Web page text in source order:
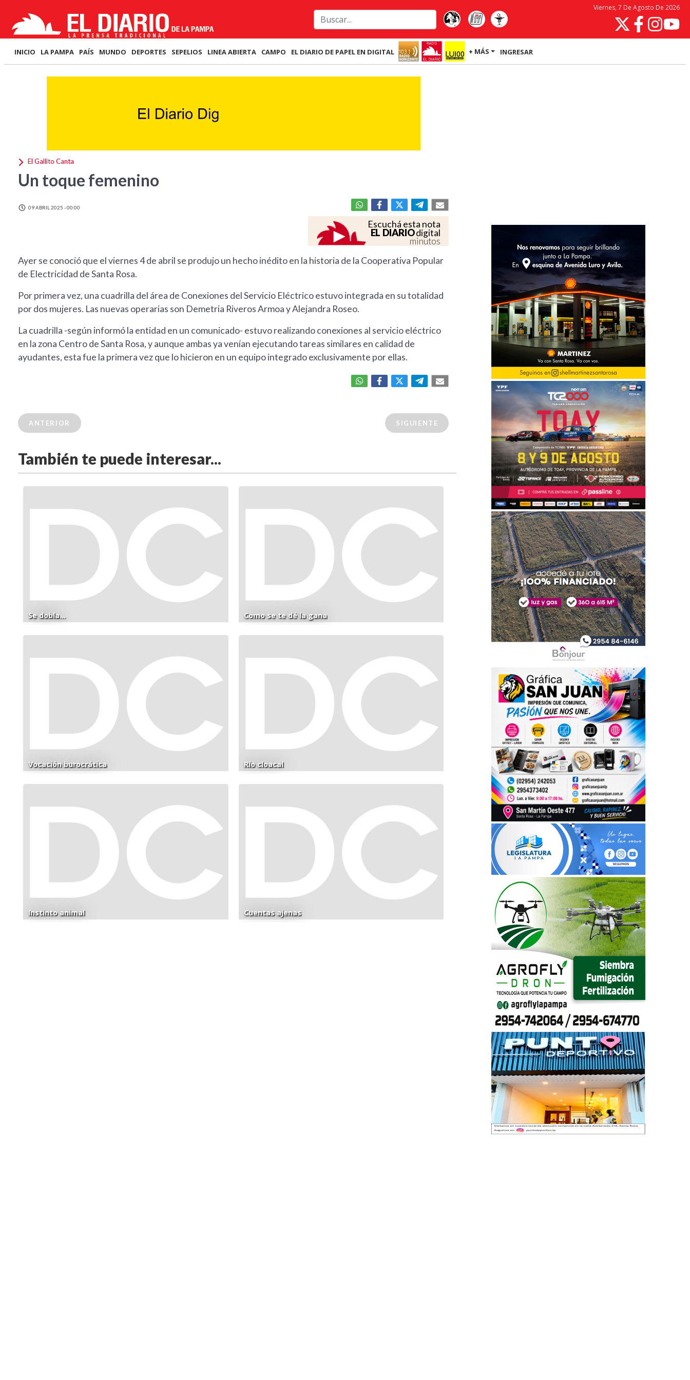
Viernes, 7 De Agosto De 2026
INICIO LA PAMPA PAÍS MUNDO DEPORTES SEPELIOS LINEA ABIERTA CAMPO EL DIARIO DE PAPEL EN DIGITAL + MÁS INGRESAR
El Gallito Canta
Un toque femenino
09 ABRIL 2025 - 00:00
Escuchá esta nota
EL DIARIOdigital
minutos
Ayer se conoció que el viernes 4 de abril se produjo un hecho inédito en la historia de la Cooperativa Popular
de Electricidad de Santa Rosa.
Por primera vez, una cuadrilla del área de Conexiones del Servicio Eléctrico estuvo integrada en su totalidad
por dos mujeres. Las nuevas operarias son Demetria Riveros Armoa y Alejandra Roseo.
La cuadrilla -según informó la entidad en un comunicado- estuvo realizando conexiones al servicio eléctrico
en la zona Centro de Santa Rosa, y aunque ambas ya venían ejecutando tareas similares en calidad de
ayudantes, esta fue la primera vez que lo hicieron en un equipo integrado exclusivamente por ellas.
ANTERIOR SIGUIENTE
También te puede interesar...
Se dobla... Como se te dé la gana
Vocación burocrática Río cloacal
Instinto animal Cuentas ajenas